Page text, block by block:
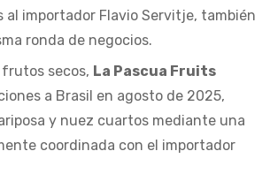
al importador Flavio Servitje, también
ronda de negocios.
secos, La Pascua Fruits
a Brasil en agosto de 2025,
y nuez cuartos mediante una
coordinada con el importador